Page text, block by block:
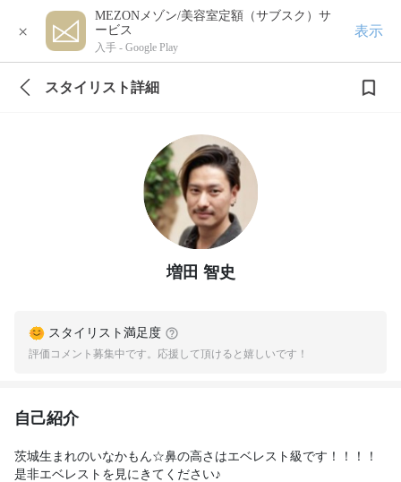
×
MEZONメゾン/美容室定額（サブスク）サ
ービス
入手 - Google Play
表示
スタイリスト詳細
増田 智史
スタイリスト満足度
評価コメント募集中です。応援して頂けると嬉しいです！
自己紹介
茨城生まれのいなかもん☆鼻の高さはエベレスト級です！！！！
是非エベレストを見にきてください♪